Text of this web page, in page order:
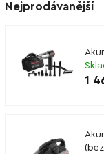
Nejprodávanější
1